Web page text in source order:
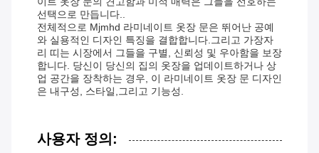
선택으로 만듭니다..
전체적으로 Mjmhd 라미네이트 옷장 문은 뛰어난 공예
와 실용적인 디자인 특징을 결합합니다.그리고 가장자
리 띠는 시장에서 그들을 구별, 신뢰성 및 우아함을 보장
합니다. 당신이 당신의 집의 옷장을 업데이트하거나 상
업 공간을 장착하는 경우, 이 라미네이트 옷장 문 디자인
은 내구성, 스타일,그리고 기능성.
사용자 정의: